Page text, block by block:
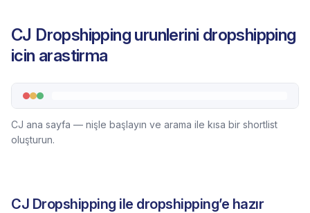
CJ Dropshipping urunlerini dropshipping
icin arastirma
CJ ana sayfa — nişle başlayın ve arama ile kısa bir shortlist
oluşturun.
CJ Dropshipping ile dropshipping’e hazır